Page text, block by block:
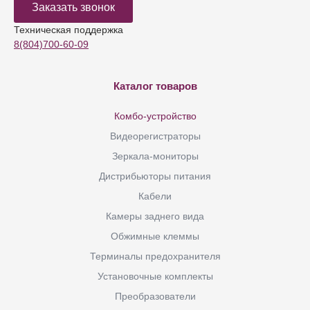
Заказать звонок
Техническая поддержка
8(804)700-60-09
Каталог товаров
Комбо-устройство
Видеорегистраторы
Зеркала-мониторы
Дистрибьюторы питания
Кабели
Камеры заднего вида
Обжимные клеммы
Терминалы предохранителя
Установочные комплекты
Преобразователи